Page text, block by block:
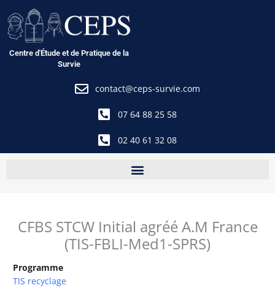
au
contenu
Centre d'Étude et de Pratique de la
Survie
contact@ceps-survie.com
07 64 88 25 58
02 40 61 32 08
CFBS STCW Initial agréé A.M France
(TIS-FBLI-Med1-SPRS)
Programme
TIS recyclage